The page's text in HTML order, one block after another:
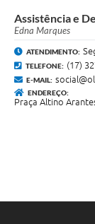
Assistência e
Edna Marques
ATENDIMENTO:
TELEFONE: (17)
E-MAIL:
ENDEREÇO:
Praça Altino